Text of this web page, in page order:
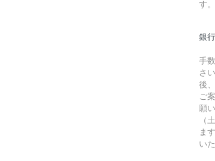
す。
銀
手
さ
後
ご
願
（
ま
い